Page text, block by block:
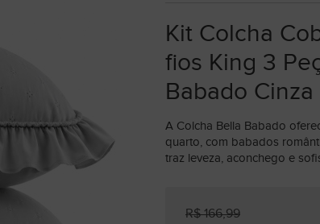
Kit Colcha
fios King 3
Babado Cinza
A Colcha Bella Babado
quarto, com babados
traz leveza, aconchego e
R$ 166,99